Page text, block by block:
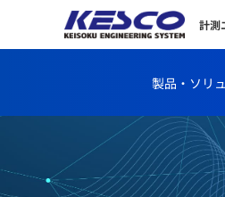
計測
製品・ソリ